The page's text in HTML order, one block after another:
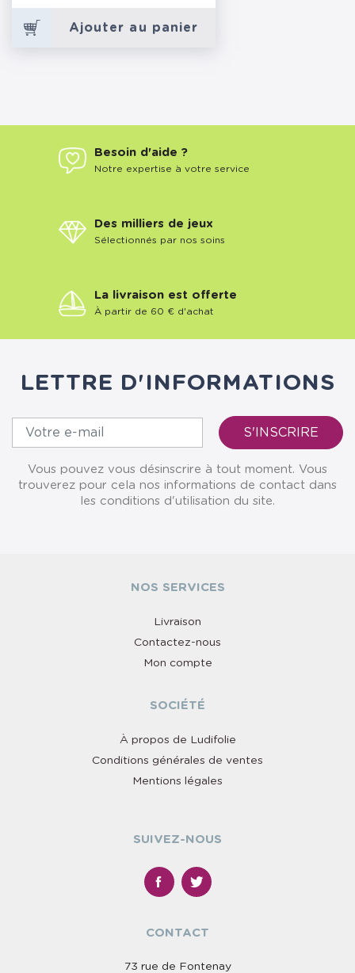
Ajouter au panier
Besoin d'aide ?
Notre expertise à votre service
Des milliers de jeux
Sélectionnés par nos soins
La livraison est offerte
À partir de 60 € d'achat
LETTRE D'INFORMATIONS
Vous pouvez vous désinscrire à tout moment. Vous
trouverez pour cela nos informations de contact dans
les conditions d'utilisation du site.
NOS SERVICES
Livraison
Contactez-nous
Mon compte
SOCIÉTÉ
À propos de Ludifolie
Conditions générales de ventes
Mentions légales
SUIVEZ-NOUS
CONTACT
73 rue de Fontenay